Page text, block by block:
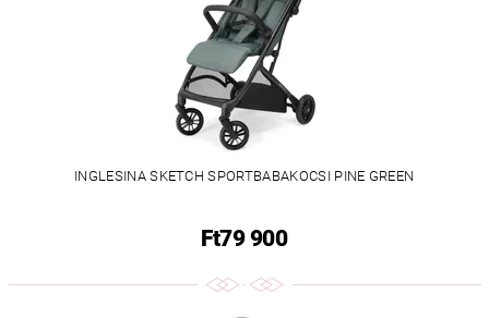
INGLESINA SKETCH SPORTBABAKOCSI PINE GREEN
Ft79 900